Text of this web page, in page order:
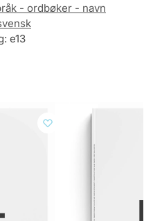
- ordbøker - navn
e13